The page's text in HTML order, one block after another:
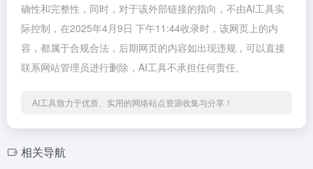
确性和完整性，同时，对于该外部链接的指向，不由AI工具实
际控制，在2025年4月9日 下午11:44收录时，该网页上的内
容，都属于合规合法，后期网页的内容如出现违规，可以直接
联系网站管理员进行删除，AI工具不承担任何责任。
AI工具致力于优质、实用的网络站点资源收集与分享！
相关导航